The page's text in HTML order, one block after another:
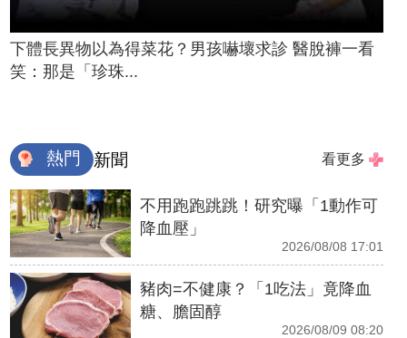
下體長異物以為得菜花？男孩嚇壞求診 醫脫褲一看
笑：那是「珍珠...
熱門 新聞 看更多
不用跑跑跳跳！研究曝「1動作可
降血壓」
2026/08/08 17:01
豬肉=不健康？「1吃法」竟降血
糖、膽固醇
2026/08/09 08:20